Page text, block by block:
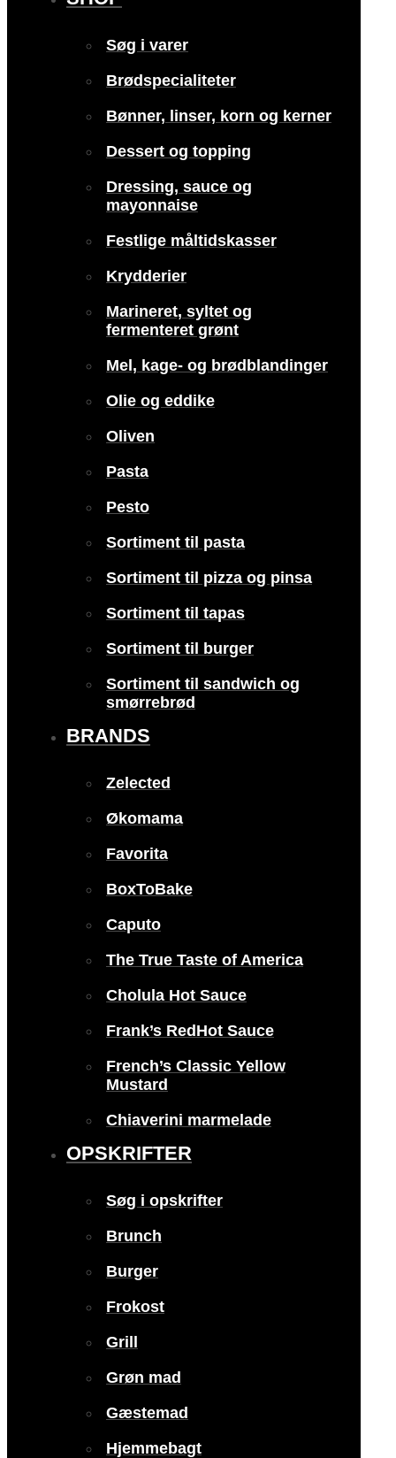
Søg i varer
Brødspecialiteter
Bønner, linser, korn og kerner
Dessert og topping
Dressing, sauce og
mayonnaise
Festlige måltidskasser
Krydderier
Marineret, syltet og
fermenteret grønt
Mel, kage- og brødblandinger
Olie og eddike
Oliven
Pasta
Pesto
Sortiment til pasta
Sortiment til pizza og pinsa
Sortiment til tapas
Sortiment til burger
Sortiment til sandwich og
smørrebrød
BRANDS
Zelected
Økomama
Favorita
BoxToBake
Caputo
The True Taste of America
Cholula Hot Sauce
Frank’s RedHot Sauce
French’s Classic Yellow
Mustard
Chiaverini marmelade
OPSKRIFTER
Søg i opskrifter
Brunch
Burger
Frokost
Grill
Grøn mad
Gæstemad
Hjemmebagt